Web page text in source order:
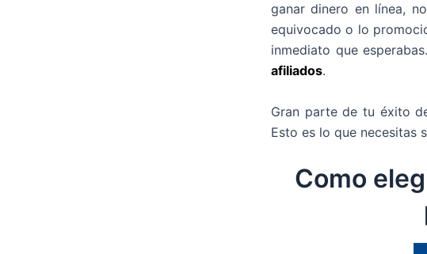
ganar dinero en línea,
equivocado o lo
inmediato que
afiliados.
Gran parte de tu éxito
Esto es lo que necesitas
Como